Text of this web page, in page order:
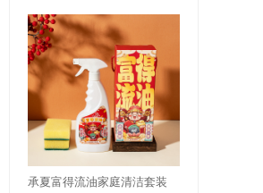
承夏富得流油家庭清洁套装